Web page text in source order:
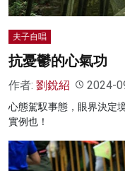
夫子自唱
抗憂鬱的心氣功
作者: 劉銳紹 2024-
心態駕馭事態，眼界決定
實例也！